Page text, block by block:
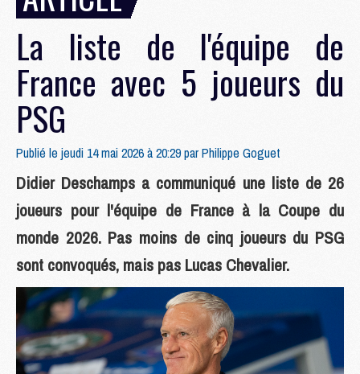
La liste de l'équipe de
France avec 5 joueurs du
PSG
Publié le jeudi 14 mai 2026 à 20:29 parPhilippe Goguet
Didier Deschamps a communiqué une liste de 26
joueurs pour l'équipe de France à la Coupe du
monde 2026. Pas moins de cinq joueurs du PSG
sont convoqués, mais pas Lucas Chevalier.